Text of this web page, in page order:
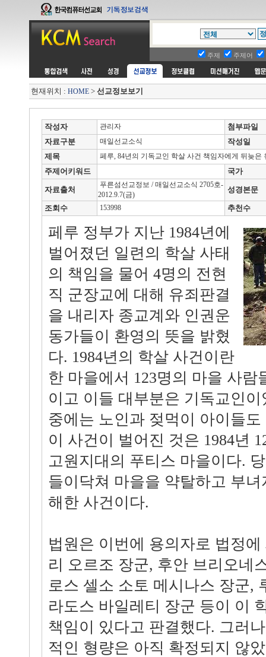
주제 주제어
현재위치 : HOME > 선교정보보기
작성자 관리자
첨부파일
자료구분
매일선교소식
작성일
제목
페루, 84년의 기독교인 학살 사건 책임자에게 뒤늦은
주제어키워드 국가
자료출처
푸른섬선교정보 / 매일선교소식 2705호-
2012.9.7(금)
성경본문
조회수 153998 추천수
페루 정부가 지난 1984년에
벌어졌던 일련의 학살 사태
의 책임을 물어 4명의 전현
직 군장교에 대해 유죄판결
을 내리자 종교계와 인권운
동가들이 환영의 뜻을 밝혔
다. 1984년의 학살 사건이란
한 마을에서 123명의 마을 사람
이고 이들 대부분은 기독교인
중에는 노인과 젖먹이 아이들
이 사건이 벌어진 것은 1984년
고원지대의 푸티스 마을이다.
들이닥쳐 마을을 약탈하고 부
해한 사건이다.
법원은 이번에 용의자로 법정
리 오르조 장군, 후안 브리오네
로스 셀소 소토 메시나스 장군,
라도스 바일레티 장군 등이 이
책임이 있다고 판결했다. 그러
적인 형량은 아직 확정되지 않